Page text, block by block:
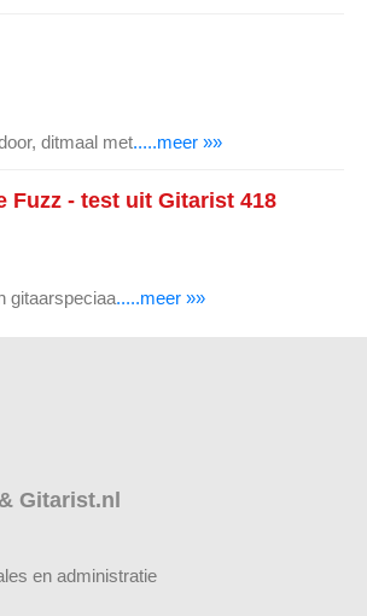
ditmaal met.....meer »»
Fuzz - test uit Gitarist 418
gitaarspeciaa.....meer »»
Gitarist.nl
en administratie